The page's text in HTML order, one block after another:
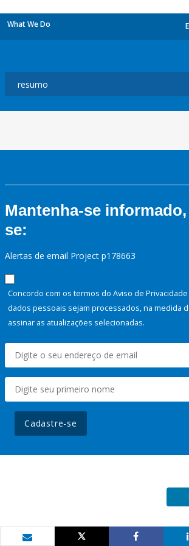
What We Do
Mantenha-se
se:
Alertas de email Project p178663
Concordo com os termos do Aviso de
dados pessoais sejam processados, na medida
assinar as atualizações selecionadas.
Cadastre-se